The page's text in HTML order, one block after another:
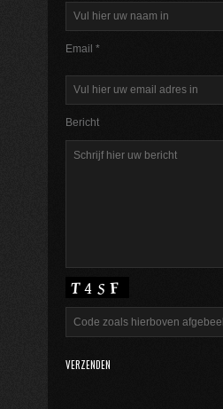
Email *
Bericht